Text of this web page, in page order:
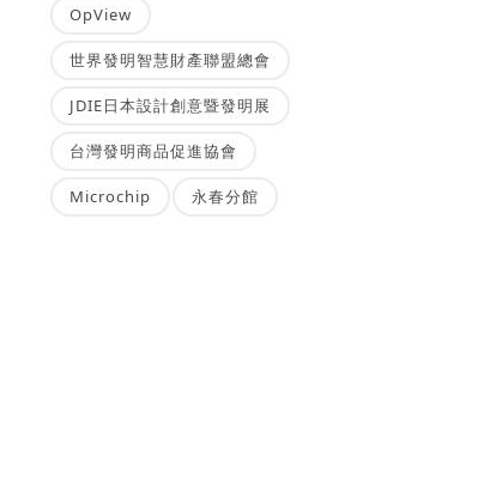
OpView
世界發明智慧財產聯盟總會
JDIE日本設計創意暨發明展
台灣發明商品促進協會
Microchip 永春分館